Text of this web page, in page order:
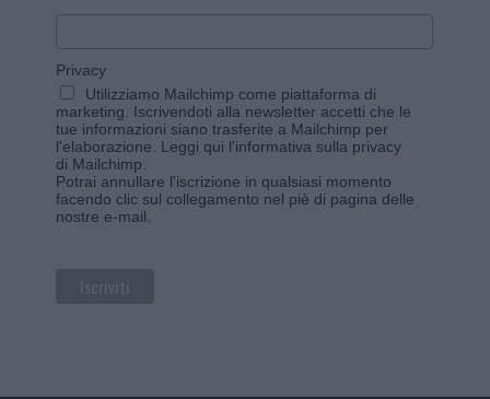
Privacy
Utilizziamo Mailchimp come piattaforma di
marketing. Iscrivendoti alla newsletter accetti che le
tue informazioni siano trasferite a Mailchimp per
l'elaborazione. Leggi qui l'informativa sulla privacy
di Mailchimp
Potrai annullare l'iscrizione in qualsiasi momento
facendo clic sul collegamento nel piè di pagina delle
nostre e-mail.